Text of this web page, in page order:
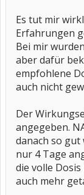
Es tut mir
Erfahrungen
Bei mir
aber dafür
empfohlene
auch nicht
Der
angegeben.
danach so
nur 4 Tage
die volle
auch mehr